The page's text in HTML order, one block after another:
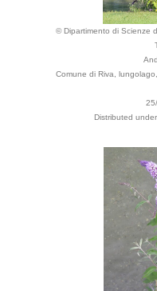
© Dipartimento di Scienze
Comune di Riva,
Distributed